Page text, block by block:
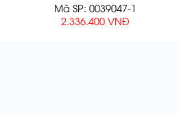
Mã SP: 0039047-1
2.336.400 VNĐ